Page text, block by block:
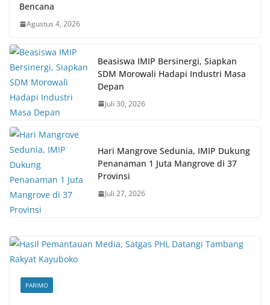
Bencana
Agustus 4, 2026
Beasiswa IMIP Bersinergi, Siapkan
SDM Morowali Hadapi Industri Masa
Depan
Juli 30, 2026
Hari Mangrove Sedunia, IMIP Dukung
Penanaman 1 Juta Mangrove di 37
Provinsi
Juli 27, 2026
PARIMO